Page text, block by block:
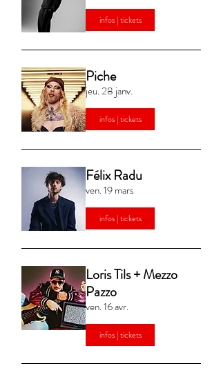
infos | tickets
Piche
jeu. 28 janv.
infos | tickets
Félix Radu
ven. 19 mars
infos | tickets
Loris Tils + Mezzo
Pazzo
ven. 16 avr.
infos | tickets